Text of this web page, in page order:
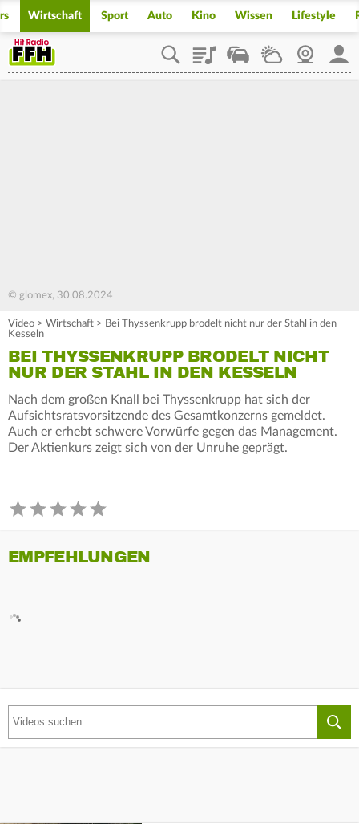
Wirtschaft Sport Auto Kino Wissen Lifestyle
PlaylistStaupilotWetterWebcam
© glomex, 30.08.2024
Video > Wirtschaft > Bei Thyssenkrupp brodelt nicht nur der Stahl in den
Kesseln
BEI THYSSENKRUPP BRODELT NICHT
NUR DER STAHL IN DEN KESSELN
Nach dem großen Knall bei Thyssenkrupp hat sich der
Aufsichtsratsvorsitzende des Gesamtkonzerns gemeldet.
Auch er erhebt schwere Vorwürfe gegen das Management.
Der Aktienkurs zeigt sich von der Unruhe geprägt.
EMPFEHLUNGEN